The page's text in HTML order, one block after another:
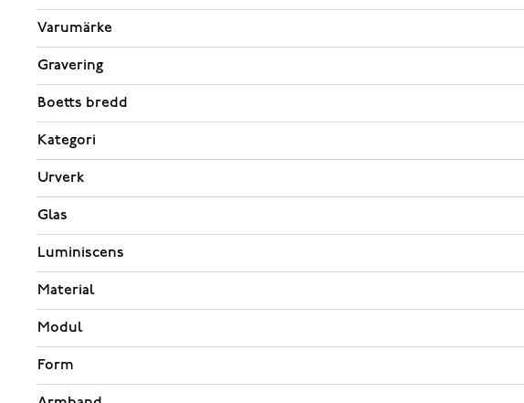
Varumärke
Gravering
Boetts bredd
Kategori
Urverk
Glas
Luminiscens
Material
Modul
Form